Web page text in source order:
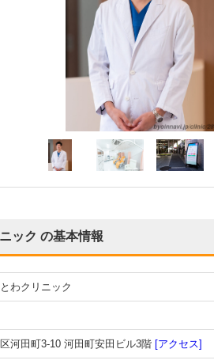
ック の基本情報
わクリニック
河田町3-10 河田町安田ビル3階 [アクセス]